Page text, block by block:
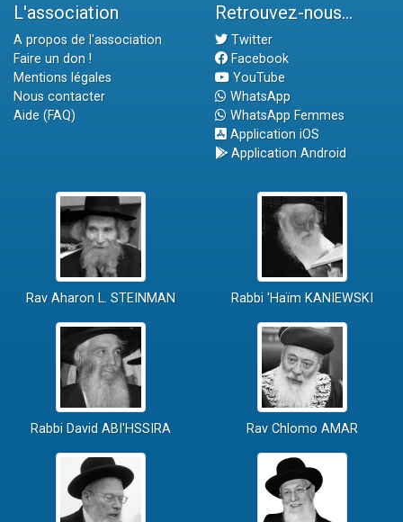
L'association
A propos de l'association
Faire un don !
Mentions légales
Nous contacter
Aide (FAQ)
Retrouvez-nous...
Twitter
Facebook
YouTube
WhatsApp
WhatsApp Femmes
Application iOS
Application Android
Rav Aharon L. STEINMAN Rabbi 'Haïm KANIEWSKI
Rabbi David ABI'HSSIRA Rav Chlomo AMAR